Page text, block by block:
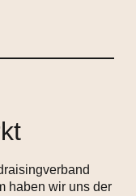
haben wir uns der